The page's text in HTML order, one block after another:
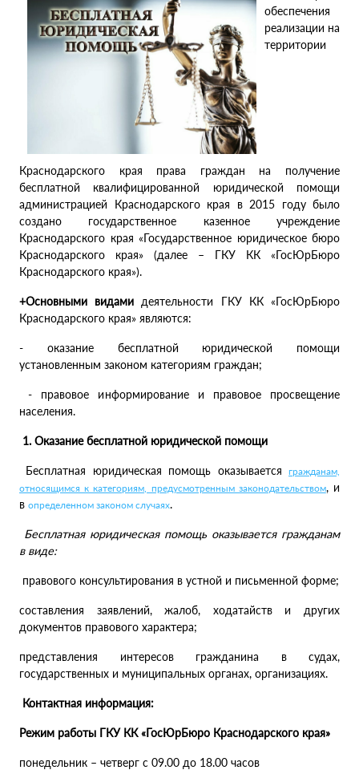
обеспечения
реализации на
территории
Краснодарского края права граждан на получение
бесплатной квалифицированной юридической помощи
администрацией Краснодарского края в 2015 году было
создано государственное казенное учреждение
Краснодарского края «Государственное юридическое бюро
Краснодарского края» (далее – ГКУ КК «ГосЮрБюро
Краснодарского края»).
+Основными видами деятельности ГКУ КК «ГосЮрБюро
Краснодарского края» являются:
- оказание бесплатной юридической помощи
установленным законом категориям граждан;
- правовое информирование и правовое просвещение
населения.
1. Оказание бесплатной юридической помощи
Бесплатная юридическая помощь оказывается гражданам,
относящимся к категориям, предусмотренным законодательством, и
в определенном законом случаях.
Бесплатная юридическая помощь оказывается гражданам
в виде:
правового консультирования в устной и письменной форме;
составления заявлений, жалоб, ходатайств и других
документов правового характера;
представления интересов гражданина в судах,
государственных и муниципальных органах, организациях.
Контактная информация:
Режим работы ГКУ КК «ГосЮрБюро Краснодарского края»
понедельник – четверг с 09.00 до 18.00 часов